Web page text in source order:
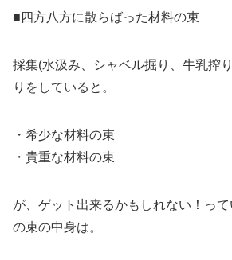
■四方八方に散らばった材料の束
採集(水汲み、シャベル掘り、牛乳搾
りをしていると。
・希少な材料の束
・貴重な材料の束
が、ゲット出来るかもしれない！っ
の束の中身は。